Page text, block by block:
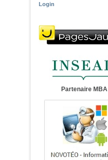
Login
Partenaire MBA